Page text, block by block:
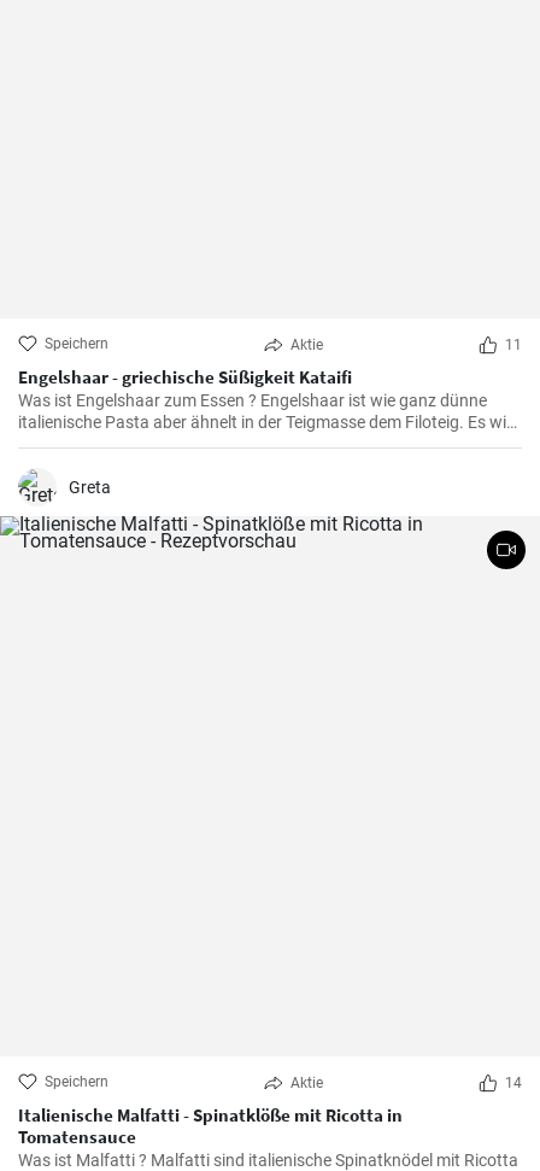
Speichern Aktie 11
Engelshaar - griechische Süßigkeit Kataifi
Was ist Engelshaar zum Essen ? Engelshaar ist wie ganz dünne
italienische Pasta aber ähnelt in der Teigmasse dem Filoteig. Es wird
im balkanischen Raum für Süßspeisen mit Nüssen und Gewürzen
gefüllt benutzt. Schauen Sie selbst wie es geht !
Greta
Speichern Aktie 14
Italienische Malfatti - Spinatklöße mit Ricotta in
Tomatensauce
Was ist Malfatti ? Malfatti sind italienische Spinatknödel mit Ricotta